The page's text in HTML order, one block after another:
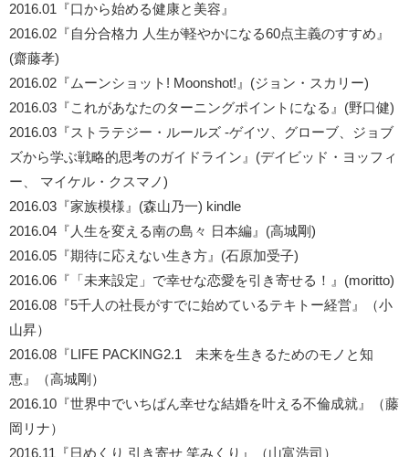
2016.01『口から始める健康と美容』
2016.02『自分合格力 人生が軽やかになる60点主義のすすめ』
(齋藤孝)
2016.02『ムーンショット! Moonshot!』(ジョン・スカリー)
2016.03『これがあなたのターニングポイントになる』(野口健)
2016.03『ストラテジー・ルールズ -ゲイツ、グローブ、ジョブ
ズから学ぶ戦略的思考のガイドライン』(デイビッド・ヨッフィ
ー、 マイケル・クスマノ)
2016.03『家族模様』(森山乃一) kindle
2016.04『人生を変える南の島々 日本編』(高城剛)
2016.05『期待に応えない生き方』(石原加受子)
2016.06『「未来設定」で幸せな恋愛を引き寄せる！』(moritto)
2016.08『5千人の社長がすでに始めているテキトー経営』（小
山昇）
2016.08『LIFE PACKING2.1 未来を生きるためのモノと知
恵』（高城剛）
2016.10『世界中でいちばん幸せな結婚を叶える不倫成就』（藤
岡リナ）
2016.11『日めくり 引き寄せ 笑みくり』（山富浩司）